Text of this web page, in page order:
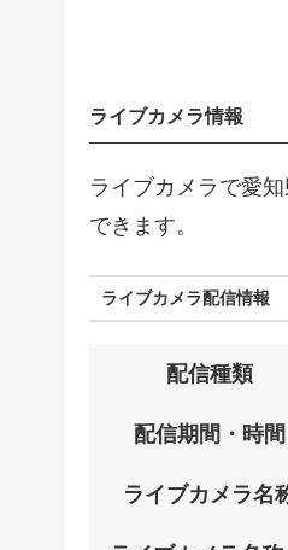
ライブカメラ情報
ライブカメラで愛
できます。
ライブカメラ配信情報
配信種類
配信期間・時間
ライブカメラ名